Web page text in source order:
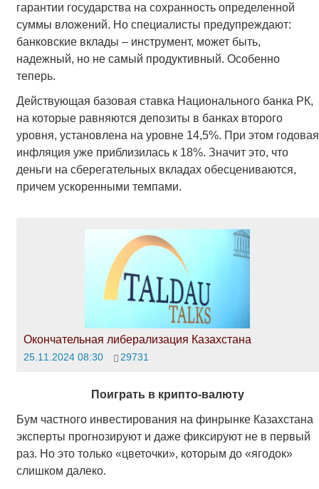
гарантии государства на сохранность определенной
суммы вложений. Но специалисты предупреждают:
банковские вклады – инструмент, может быть,
надежный, но не самый продуктивный. Особенно
теперь.
Действующая базовая ставка Национального банка РК,
на которые равняются депозиты в банках второго
уровня, установлена на уровне 14,5%. При этом годовая
инфляция уже приблизилась к 18%. Значит это, что
деньги на сберегательных вкладах обесцениваются,
причем ускоренными темпами.
Окончательная либерализация Казахстана
25.11.2024 08:30 29731
Поиграть в крипто-валюту
Бум частного инвестирования на финрынке Казахстана
эксперты прогнозируют и даже фиксируют не в первый
раз. Но это только «цветочки», которым до «ягодок»
слишком далеко.